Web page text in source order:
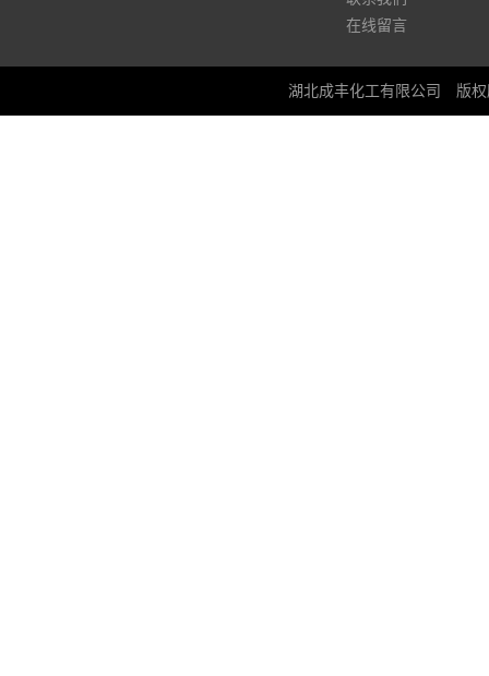
在线留言
湖北成丰化工有限公司 版